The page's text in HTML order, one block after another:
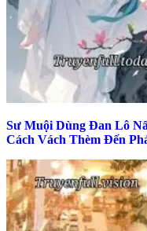
Sư Muội Dùng Đan Lô
Cách Vách Thèm Đến